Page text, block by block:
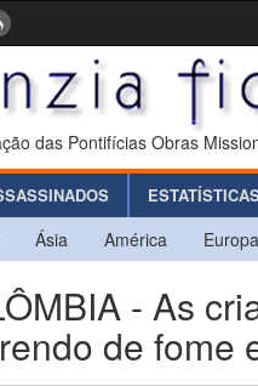
das Pontifícias Obras
Ásia América Europa
- As
de fome